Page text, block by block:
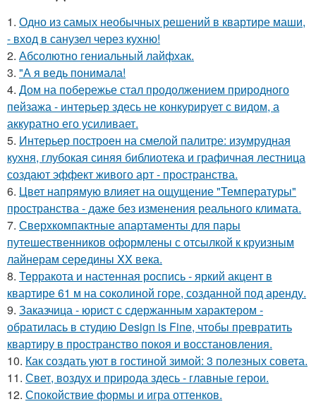
1. Одно из самых необычных решений в квартире маши,
- вход в санузел через кухню!
2. Абсолютно гениальный лайфхак.
3. "А я ведь понимала!
4. Дом на побережье стал продолжением природного
пейзажа - интерьер здесь не конкурирует с видом, а
аккуратно его усиливает.
5. Интерьер построен на смелой палитре: изумрудная
кухня, глубокая синяя библиотека и графичная лестница
создают эффект живого арт - пространства.
6. Цвет напрямую влияет на ощущение "Температуры"
пространства - даже без изменения реального климата.
7. Сверхкомпактные апартаменты для пары
путешественников оформлены с отсылкой к круизным
лайнерам середины XX века.
8. Терракота и настенная роспись - яркий акцент в
квартире 61 м на соколиной горе, созданной под аренду.
9. Заказчица - юрист с сдержанным характером -
обратилась в студию Design is Fine, чтобы превратить
квартиру в пространство покоя и восстановления.
10. Как создать уют в гостиной зимой: 3 полезных совета.
11. Свет, воздух и природа здесь - главные герои.
12. Спокойствие формы и игра оттенков.